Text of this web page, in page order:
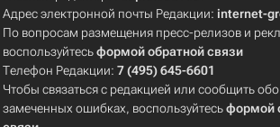
Адрес электронной почты Редакции:internet-
По вопросам размещения пресс-релизов и
воспользуйтесьформой обратной связи
Телефон Редакции:7 (495) 645-6601
Чтобы связаться с редакцией или сообщить обо
замеченных ошибках, воспользуйтесьформой